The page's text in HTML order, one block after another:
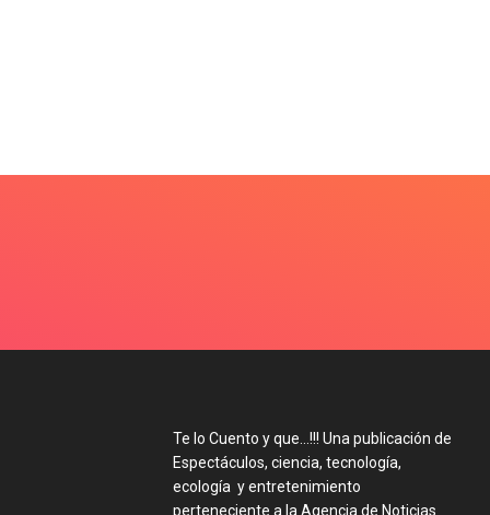
Te lo Cuento y que…!!! Una publicación de
Espectáculos, ciencia, tecnología,
ecología y entretenimiento
perteneciente a la Agencia de Noticias